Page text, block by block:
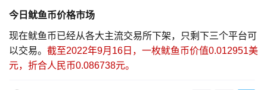
今日鱿鱼币价格市场
现在鱿鱼币已经从各大主流交易所下架，只剩下三个平台可
以交易。 截至2022年9月16日，一枚鱿鱼币价值0.012951美
元，折合人民币0.086738元。